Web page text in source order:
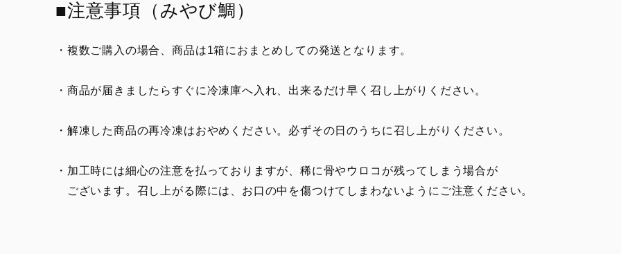
■注意事項（みやび鯛）
・複数ご購入の場合、商品は1箱におまとめしての発送となります。
・商品が届きましたらすぐに冷凍庫へ入れ、出来るだけ早く召し上がりください。
・解凍した商品の再冷凍はおやめください。必ずその日のうちに召し上がりください。
・加工時には細心の注意を払っておりますが、稀に骨やウロコが残ってしまう場合が
ございます。召し上がる際には、お口の中を傷つけてしまわないようにご注意ください。